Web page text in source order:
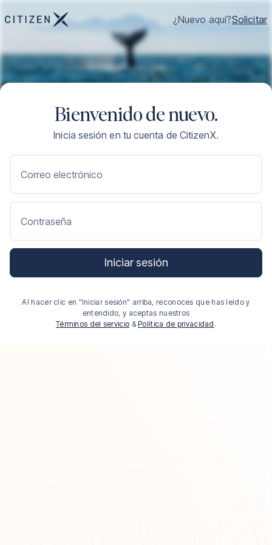
¿Nuevo aquí?Solicitar
Bienvenido de nuevo.
Inicia sesión en tu cuenta de CitizenX.
Correo electrónico
Contraseña
Iniciar sesión
Al hacer clic en "Iniciar sesión" arriba, reconoces que has leído y
entendido, y aceptas nuestros
Términos del servicio & Política de privacidad .